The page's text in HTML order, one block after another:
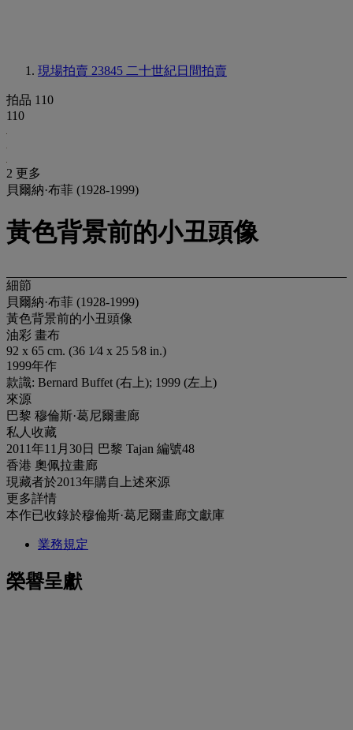
現場拍賣 23845 二十世紀日間拍賣
拍品 110
110
2 更多
貝爾納·布菲 (1928-1999)
黃色背景前的小丑頭像
細節
貝爾納·布菲 (1928-1999)
黃色背景前的小丑頭像
油彩 畫布
92 x 65 cm. (36 1⁄4 x 25 5⁄8 in.)
1999年作
款識: Bernard Buffet (右上); 1999 (左上)
來源
巴黎 穆倫斯·葛尼爾畫廊
私人收藏
2011年11月30日 巴黎 Tajan 編號48
香港 奧佩拉畫廊
現藏者於2013年購自上述來源
更多詳情
本作已收錄於穆倫斯·葛尼爾畫廊文獻庫
業務規定
榮譽呈獻